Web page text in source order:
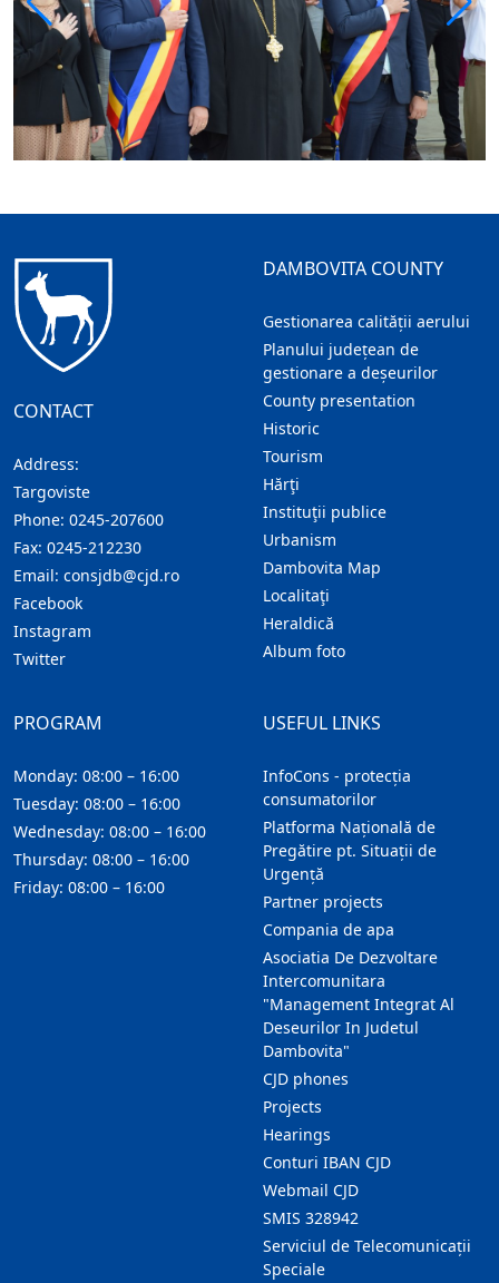
CONTACT
Address:
Targoviste
Phone: 0245-207600
Fax: 0245-212230
Email: consjdb@cjd.ro
Facebook
Instagram
Twitter
DAMBOVITA COUNTY
Gestionarea calității aerului
Planului județean de
gestionare a deșeurilor
County presentation
Historic
Tourism
Hărţi
Instituţii publice
Urbanism
Dambovita Map
Localitaţi
Heraldică
Album foto
USEFUL LINKS
InfoCons - protecția
consumatorilor
Platforma Națională de
Pregătire pt. Situații de
Urgență
Partner projects
Compania de apa
Asociatia De Dezvoltare
Intercomunitara
"Management Integrat Al
Deseurilor In Judetul
Dambovita"
CJD phones
Projects
Hearings
Conturi IBAN CJD
Webmail CJD
SMIS 328942
Serviciul de Telecomunicații
Speciale
PROGRAM
Monday: 08:00 – 16:00
Tuesday: 08:00 – 16:00
Wednesday: 08:00 – 16:00
Thursday: 08:00 – 16:00
Friday: 08:00 – 16:00